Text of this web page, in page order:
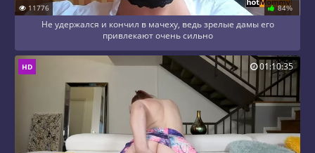
11776 84%
Не удержался и кончил в мачеху, ведь зрелые дамы его
привлекают очень сильно
HD 01:10:35